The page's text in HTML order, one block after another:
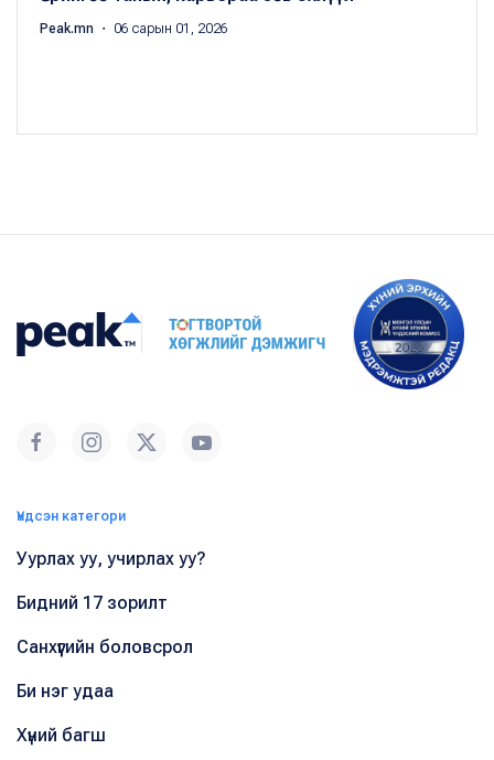
Peak.mn ・ 06 сарын 01, 2026
Үндсэн категори
Уурлах уу, учирлах уу?
Бидний 17 зорилт
Санхүүгийн боловсрол
Би нэг удаа
Хүний багш